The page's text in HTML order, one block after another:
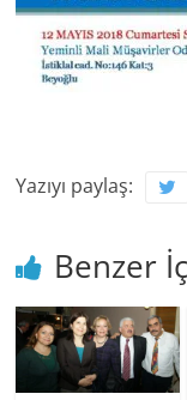
Yazıyı paylaş:
Benzer